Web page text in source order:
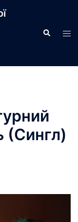
Search
(Сингл)